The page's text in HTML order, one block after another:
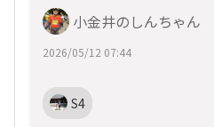
小金井のしんちゃん
2026/05/12 07:44
S4